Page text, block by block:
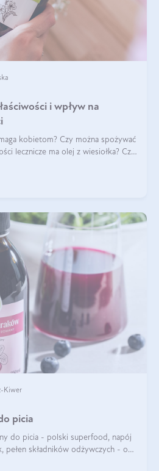
i wpływ na
kobietom? Czy można spożywać
lecznicze ma olej z wiesiołka? Czy
Kiwer
picia
do picia - polski superfood, napój
pełen składników odżywczych - o